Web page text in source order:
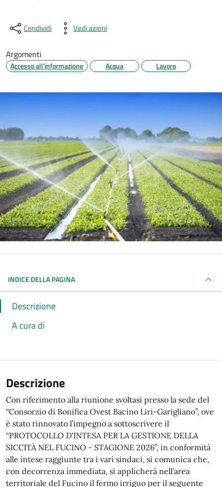
Condividi Vedi azioni
Argomenti
Accesso all'informazione Acqua Lavoro
INDICE DELLA PAGINA
Descrizione
A cura di
Descrizione
Con riferimento alla riunione svoltasi presso la sede del
“Consorzio di Bonifica Ovest Bacino Liri-Garigliano”, ove
è stato rinnovato l’impegno a sottoscrivere il
“PROTOCOLLO D'INTESA PER LA GESTIONE DELLA
SICCITÀ NEL FUCINO - STAGIONE 2026”, in conformità
alle intese raggiunte tra i vari sindaci, si comunica che,
con decorrenza immediata, si applicherà nell'area
territoriale del Fucino il fermo irriguo per il seguente